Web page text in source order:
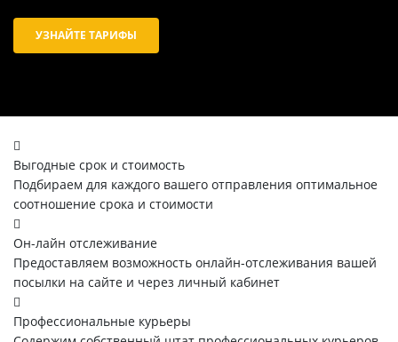
УЗНАЙТЕ ТАРИФЫ
Выгодные срок и стоимость
Подбираем для каждого вашего отправления оптимальное
соотношение срока и стоимости
Он-лайн отслеживание
Предоставляем возможность онлайн-отслеживания вашей
посылки на сайте и через личный кабинет
Профессиональные курьеры